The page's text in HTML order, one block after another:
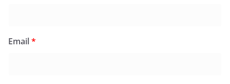
Email*